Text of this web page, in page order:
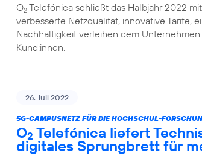
O2 Telefónica schließt das Halbjahr 2022
verbesserte Netzqualität, innovative Tarife,
Nachhaltigkeit verleihen dem
Kund:innen.
26. Juli 2022
5G-CAMPUSNETZ FÜR DIE HOCHSCHUL-
O2 Telefónica liefert
digitales Sprungbrett für